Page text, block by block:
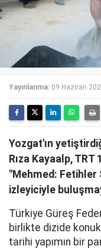
Yayınlanma: 09 Haziran
Yozgat'ın
Rıza Kayaalp,
"Mehmed: Fetihler
izleyiciyle
Türkiye Güreş
birlikte dizide
tarihi yapımın bir